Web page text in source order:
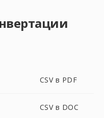
CSV в PDF
CSV в DOC